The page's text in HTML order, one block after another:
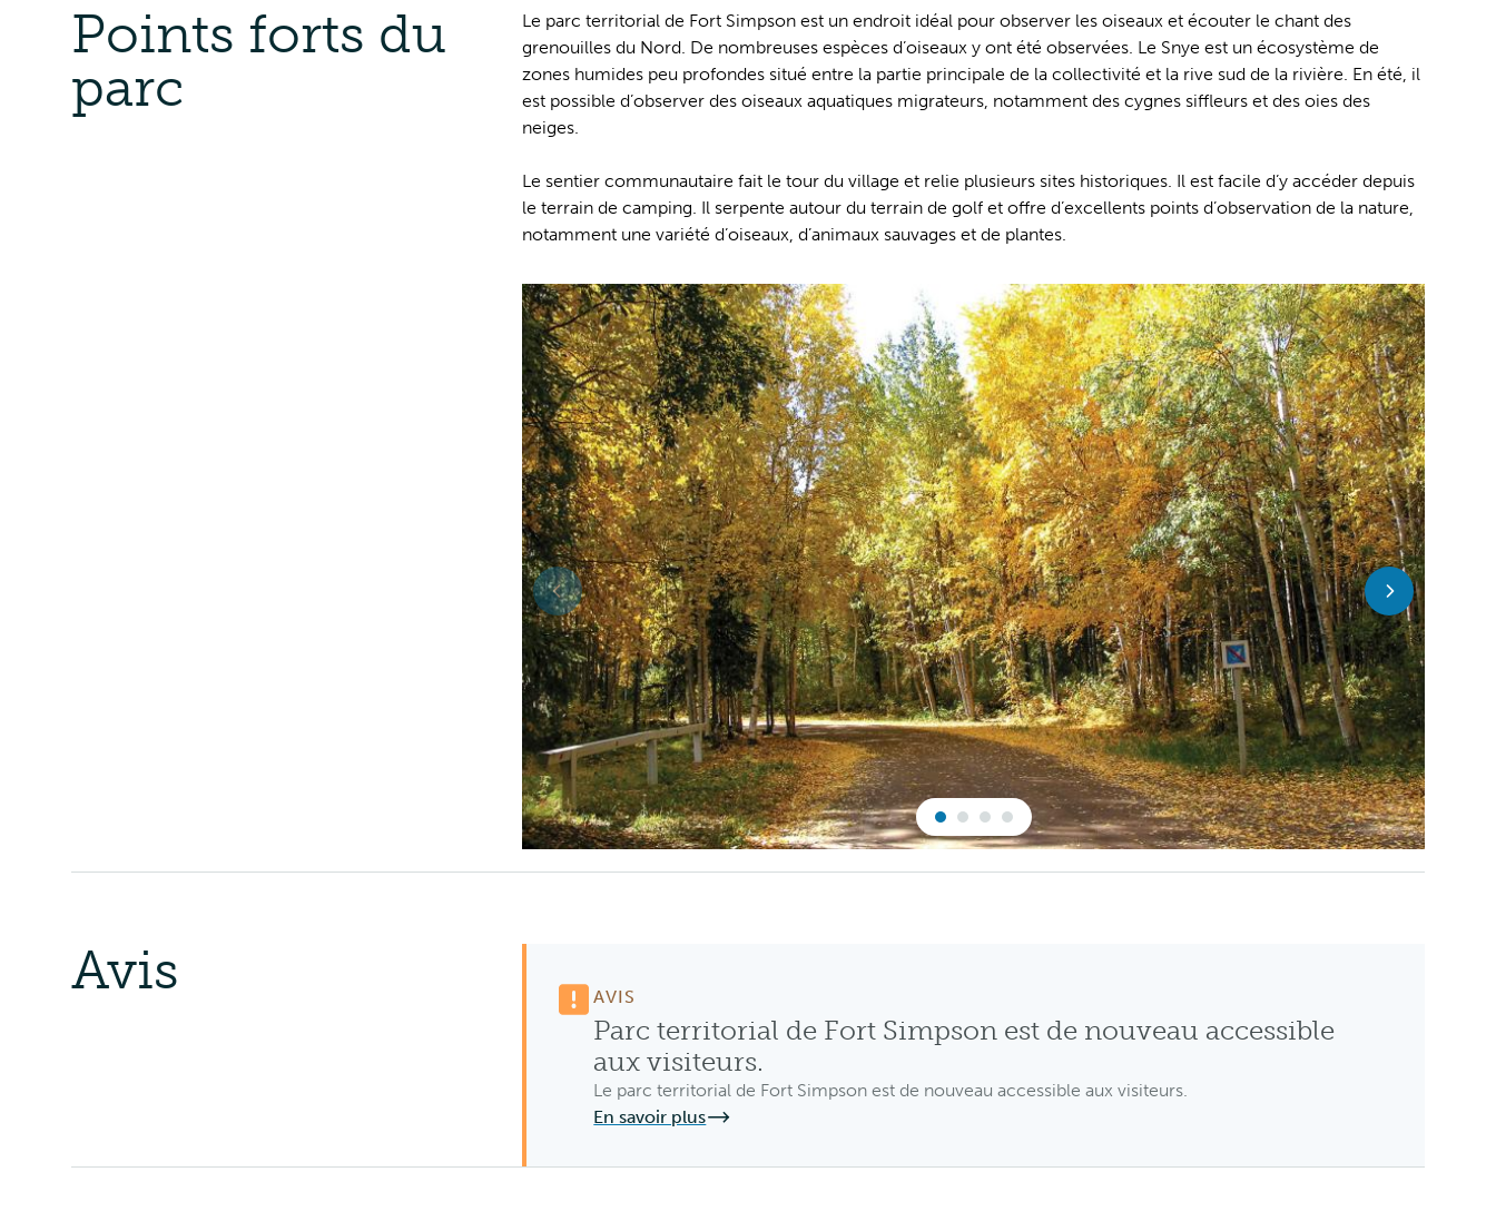
Points forts du
parc
Le parc territorial de Fort Simpson est un endroit idéal pour observer les oiseaux et écouter le chant des
grenouilles du Nord. De nombreuses espèces d’oiseaux y ont été observées. Le Snye est un écosystème de
zones humides peu profondes situé entre la partie principale de la collectivité et la rive sud de la rivière. En été, il
est possible d’observer des oiseaux aquatiques migrateurs, notamment des cygnes siffleurs et des oies des
neiges.
Le sentier communautaire fait le tour du village et relie plusieurs sites historiques. Il est facile d’y accéder depuis
le terrain de camping. Il serpente autour du terrain de golf et offre d’excellents points d’observation de la nature,
notamment une variété d’oiseaux, d’animaux sauvages et de plantes.
Avis AVIS
Parc territorial de Fort Simpson est de nouveau accessible
aux visiteurs.
Le parc territorial de Fort Simpson est de nouveau accessible aux visiteurs.
En savoir plus